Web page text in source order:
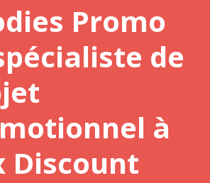
Promo
de
à
Discount